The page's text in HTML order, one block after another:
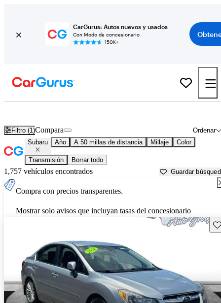
CarGurus: Autos nuevos y usados
Con Modo de concesionario
150K+
Filtro (1) Ordenar
Compara
Subaru Año A 50 millas de distancia Millaje Color
Transmisión Borrar todo
1,757 vehículos encontrados Guardar
Compra con precios transparentes.
Mostrar solo avisos que incluyan tasas del concesionario